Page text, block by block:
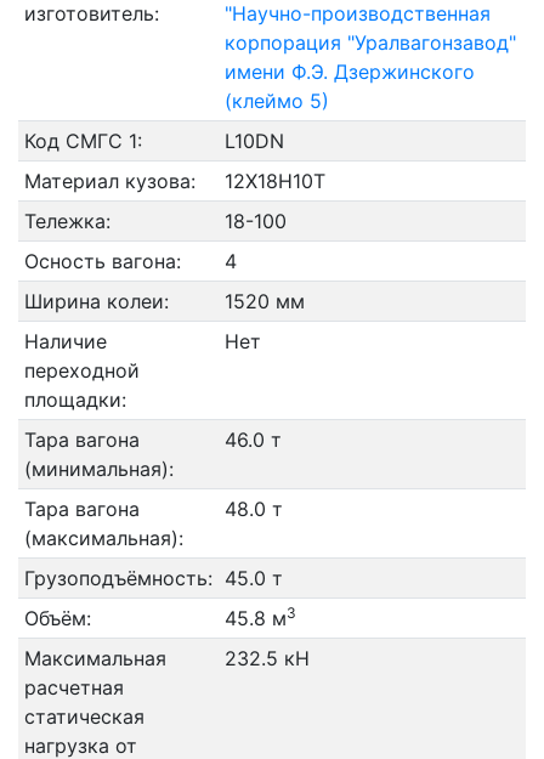
изготовитель:
"Научно-производственная
корпорация "Уралвагонзавод"
имени Ф.Э. Дзержинского
(клеймо 5)
Код СМГС 1:
L10DN
Материал кузова:
12Х18Н10Т
Тележка:
18-100
Осность вагона:
4
Ширина колеи:
1520 мм
Наличие
переходной
площадки:
Нет
Тара вагона
(минимальная):
46.0 т
Тара вагона
(максимальная):
48.0 т
Грузоподъёмность: 45.0 т
Объём:
45.8 м3
Максимальная
расчетная
статическая
нагрузка от
232.5 кН